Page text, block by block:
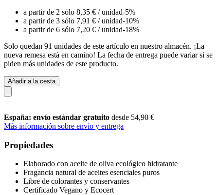
a partir de 2 sólo 8,35 € / unidad-5%
a partir de 3 sólo 7,91 € / unidad-10%
a partir de 6 sólo 7,20 € / unidad-18%
Solo quedan 91 unidades de este artículo en nuestro almacén. ¡La
nueva remesa está en camino! La fecha de entrega puede variar si se
piden más unidades de este producto.
Añadir a la cesta
España: envío estándar gratuito desde 54,90 €
Más información sobre envío y entrega
Propiedades
Elaborado con aceite de oliva ecológico hidratante
Fragancia natural de aceites esenciales puros
Libre de colorantes y conservantes
Certificado Vegano y Ecocert